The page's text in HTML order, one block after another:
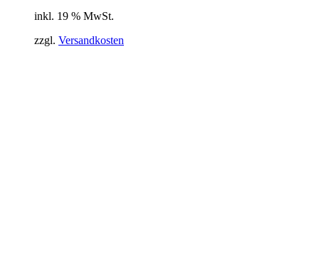
inkl. 19 % MwSt.
zzgl. Versandkosten